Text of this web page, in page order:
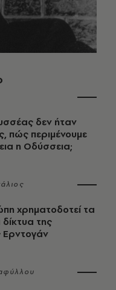
δεν ήταν
πώς περιμένουμε
η Οδύσσεια;
χρηματοδοτεί τα
δίκτυα της
Ερντογάν